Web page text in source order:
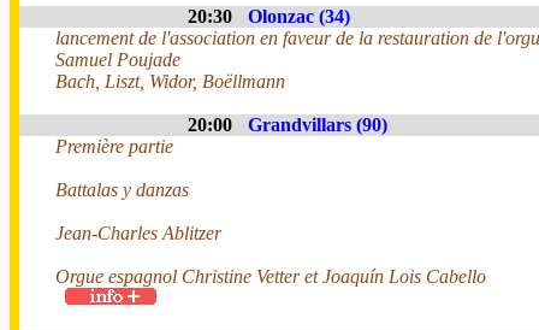
20:30
Olonzac (34)
lancement de l'association en faveur de la restauration de
Samuel Poujade
Bach, Liszt, Widor, Boëllmann
20:00
Grandvillars (90)
Première partie
Battalas y danzas
Jean-Charles Ablitzer
Orgue espagnol Christine Vetter et Joaquín Lois Cabello